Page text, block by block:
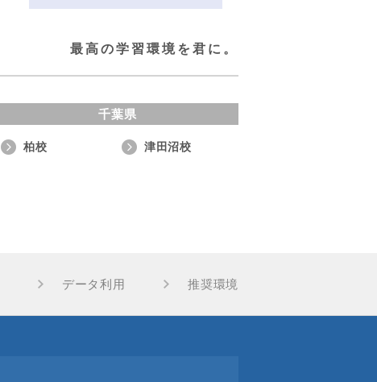
最高の学習環境を君に。
千葉県
柏校 津田沼校
データ利用 推奨環境